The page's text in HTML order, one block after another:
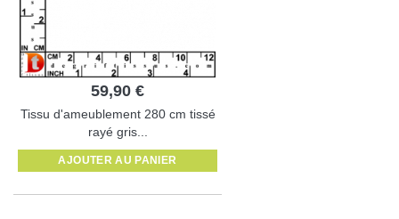
59,90 €
Tissu d'ameublement 280 cm tissé
rayé gris...
AJOUTER AU PANIER